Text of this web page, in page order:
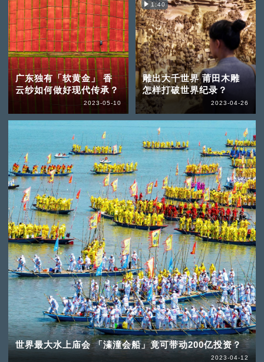
广东独有「软黄金」 香
云纱如何做好现代传承？
2023-05-10
1:40
雕出大千世界 莆田木雕
怎样打破世界纪录？
2023-04-26
世界最大水上庙会 「溱潼会船」竟可带动200亿投资？
2023-04-12